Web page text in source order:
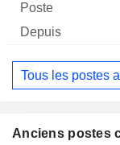
Tous les postes
Anciens postes